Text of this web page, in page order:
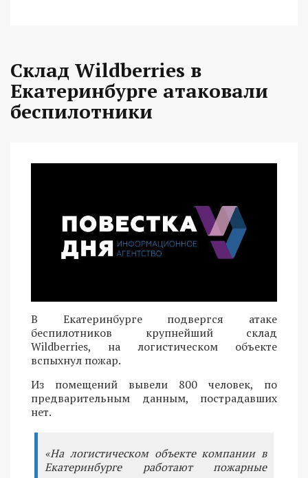
Склад Wildberries в
Екатеринбурге атаковали
беспилотники
В Екатеринбурге подвергся атаке
беспилотников крупнейший склад
Wildberries, на логистическом объекте
вспыхнул пожар.
Из помещений вывели 800 человек, по
предварительным данным, пострадавших
нет.
«На логистическом объекте компании в
Екатеринбурге работают пожарные